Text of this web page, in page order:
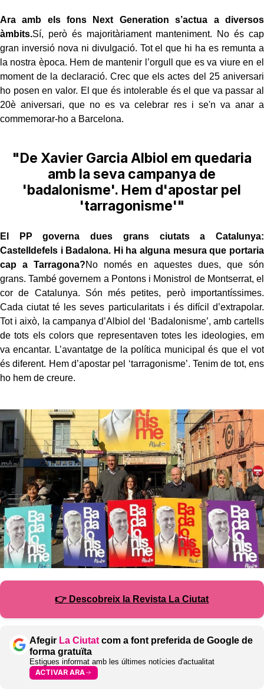
Ara amb els fons Next Generation s’actua a diversos
àmbits.Sí, però és majoritàriament manteniment. No és cap
gran inversió nova ni divulgació. Tot el que hi ha es remunta a
la nostra època. Hem de mantenir l’orgull que es va viure en el
moment de la declaració. Crec que els actes del 25 aniversari
ho posen en valor. El que és intolerable és el que va passar al
20è aniversari, que no es va celebrar res i se'n va anar a
commemorar-ho a Barcelona.
"De Xavier Garcia Albiol em quedaria
amb la seva campanya de
'badalonisme'. Hem d'apostar pel
'tarragonisme'"
El PP governa dues grans ciutats a Catalunya:
Castelldefels i Badalona. Hi ha alguna mesura que portaria
cap a Tarragona?No només en aquestes dues, que són
grans. També governem a Pontons i Monistrol de Montserrat, el
cor de Catalunya. Són més petites, però importantíssimes.
Cada ciutat té les seves particularitats i és difícil d’extrapolar.
Tot i això, la campanya d’Albiol del ‘Badalonisme’, amb cartells
de tots els colors que representaven totes les ideologies, em
va encantar. L’avantatge de la política municipal és que el vot
és diferent. Hem d’apostar pel ‘tarragonisme’. Tenim de tot, ens
ho hem de creure.
👉 Descobreix la Revista La Ciutat
Afegir La Ciutat com a font preferida de Google de
forma gratuïta
Estigues informat amb les últimes notícies d'actualitat
ACTIVAR ARA